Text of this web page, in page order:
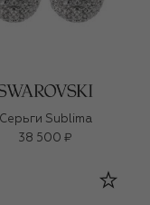
Серьги Sublima
38 500 ₽